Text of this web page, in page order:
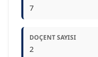
7
DOÇENT SAYISI
2